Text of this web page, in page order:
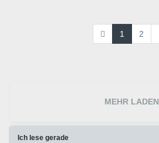
1 2
MEHR LADEN
Ich lese gerade